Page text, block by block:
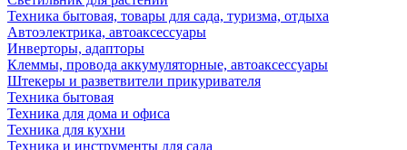
Техника бытовая, товары для сада, туризма, отдыха
Автоэлектрика, автоаксессуары
Инверторы, адапторы
Клеммы, провода аккумуляторные, автоаксессуары
Штекеры и разветвители прикуривателя
Техника бытовая
Техника для дома и офиса
Техника для кухни
Техника и инструменты для сада